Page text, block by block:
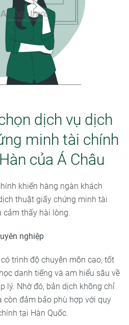
dịch vụ dịch
minh tài chính
của Á Châu
khiến hàng ngàn khách
thuật giấy chứng minh tài
cảm thấy hài lòng.
nghiệp
trình độ chuyên môn cao, tốt
danh tiếng và am hiểu sâu về
lý. Nhờ đó, bản dịch không chỉ
còn đảm bảo phù hợp với quy
tại Hàn Quốc.